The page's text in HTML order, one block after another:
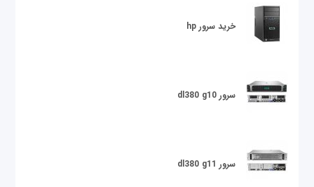
خرید سرور hp
سرور dl380 g10
سرور dl380 g11